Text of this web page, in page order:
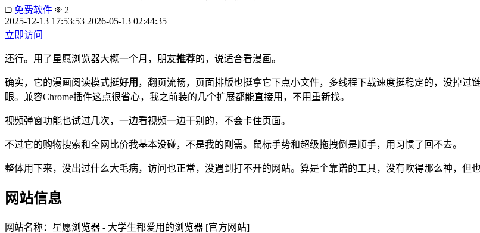
免费软件
2
2025-12-13 17:53:53 2026-05-13 02:44:35
立即访问
还行。用了星愿浏览器大概一个月，朋友推荐的，说适合看漫画。
确实，它的漫画阅读模式挺好用 ，翻页流畅，页面排版也挺拿它下点小文件，多线程下载速度挺稳定的，没掉
眼。兼容Chrome插件这点很省心，我之前装的几个扩展都能直接用，不用重新找。
视频弹窗功能也试过几次，一边看视频一边干别的，不会卡住页面。
不过它的购物搜索和全网比价我基本没碰，不是我的刚需。鼠标手势和超级拖拽倒是顺手，用习惯了回不去。
整体用下来，没出过什么大毛病，访问也正常，没遇到打不开的网站。算是个靠谱的工具，没有吹得那么神，但也
网站信息
网站名称： 星愿浏览器 - 大学生都爱用的浏览器 [官方网站]